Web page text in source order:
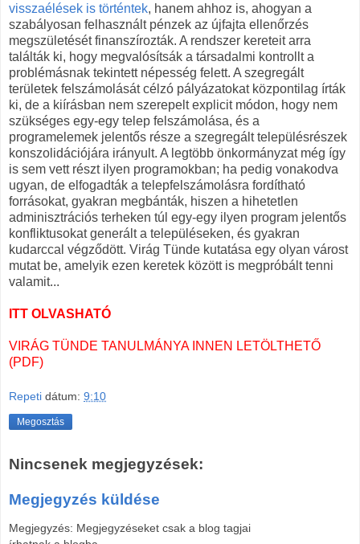
visszaélések is történtek, hanem ahhoz is, ahogyan a
szabályosan felhasznált pénzek az újfajta ellenőrzés
megszületését finanszírozták. A rendszer kereteit arra
találták ki, hogy megvalósítsák a társadalmi kontrollt a
problémásnak tekintett népesség felett. A szegregált
területek felszámolását célzó pályázatokat központilag írták
ki, de a kiírásban nem szerepelt explicit módon, hogy nem
szükséges egy-egy telep felszámolása, és a
programelemek jelentős része a szegregált településrészek
konszolidációjára irányult. A legtöbb önkormányzat még így
is sem vett részt ilyen programokban; ha pedig vonakodva
ugyan, de elfogadták a telepfelszámolásra fordítható
forrásokat, gyakran megbánták, hiszen a hihetetlen
adminisztrációs terheken túl egy-egy ilyen program jelentős
konfliktusokat generált a településeken, és gyakran
kudarccal végződött. Virág Tünde kutatása egy olyan várost
mutat be, amelyik ezen keretek között is megpróbált tenni
valamit...
ITT OLVASHATÓ
VIRÁG TÜNDE TANULMÁNYA INNEN LETÖLTHETŐ
(PDF)
Repeti dátum: 9:10
Megosztás
Nincsenek megjegyzések:
Megjegyzés küldése
Megjegyzés: Megjegyzéseket csak a blog tagjai